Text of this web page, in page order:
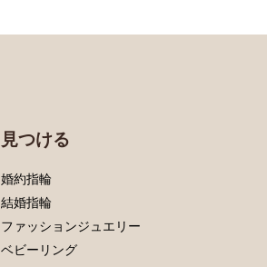
見つける
婚約指輪
結婚指輪
ファッションジュエリー
ベビーリング